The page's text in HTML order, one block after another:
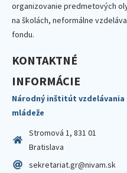
organizovanie predmetových
na školách, neformálne
fondu.
KONTAKTNÉ
INFORMÁCIE
Národný inštitút vzdelávania
mládeže
Stromová 1, 831 01
Bratislava
sekretariat.gr@nivam.sk